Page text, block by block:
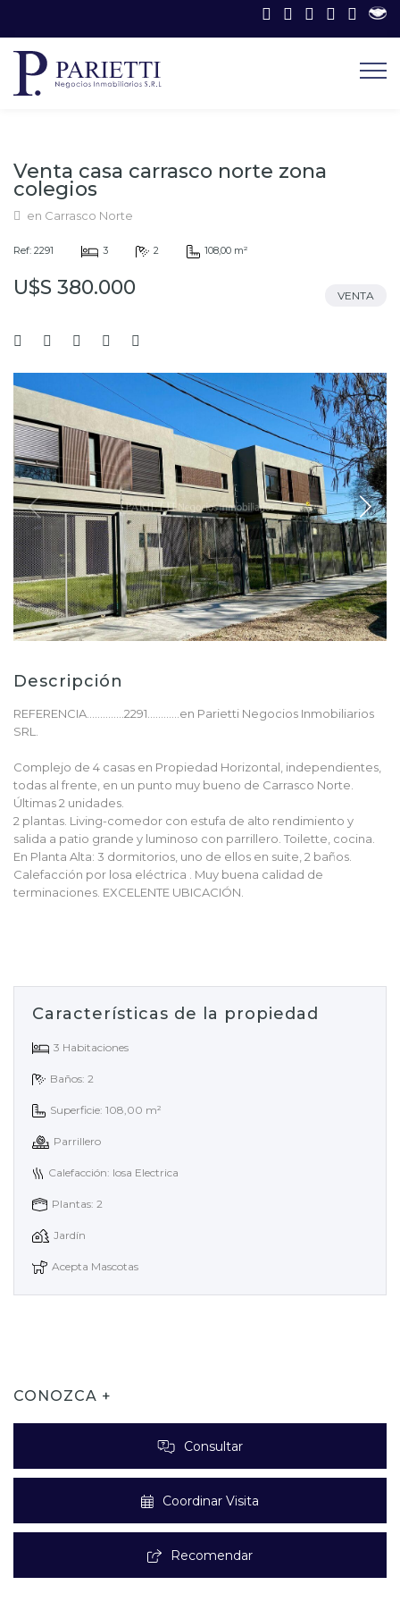
Venta casa carrasco norte zona
colegios
en Carrasco Norte
Ref: 2291 3 2 108,00 m²
U$S 380.000 VENTA
Descripción
REFERENCIA..............2291............en Parietti Negocios Inmobiliarios
SRL.
Complejo de 4 casas en Propiedad Horizontal, independientes,
todas al frente, en un punto muy bueno de Carrasco Norte.
Últimas 2 unidades.
2 plantas. Living-comedor con estufa de alto rendimiento y
salida a patio grande y luminoso con parrillero. Toilette, cocina.
En Planta Alta: 3 dormitorios, uno de ellos en suite, 2 baños.
Calefacción por losa eléctrica . Muy buena calidad de
terminaciones. EXCELENTE UBICACIÓN.
Características de la propiedad
3 Habitaciones
Baños: 2
Superficie: 108,00 m²
Parrillero
Calefacción: losa Electrica
Plantas: 2
Jardín
Acepta Mascotas
CONOZCA +
Consultar
Coordinar Visita
Recomendar